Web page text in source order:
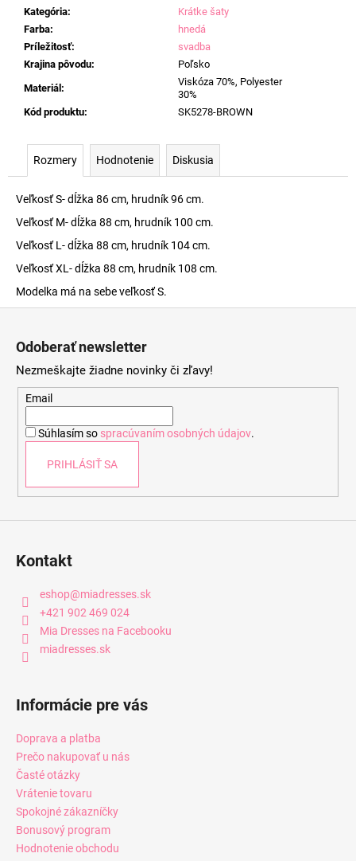
Kategória:
Krátke šaty
Farba:
hnedá
Príležitosť:
svadba
Krajina pôvodu:
Poľsko
Materiál:
Viskóza 70%, Polyester
30%
Kód produktu: SK5278-BROWN
Rozmery Hodnotenie Diskusia
Veľkosť S- dĺžka 86 cm, hrudník 96 cm.
Veľkosť M- dĺžka 88 cm, hrudník 100 cm.
Veľkosť L- dĺžka 88 cm, hrudník 104 cm.
Veľkosť XL- dĺžka 88 cm, hrudník 108 cm.
Modelka má na sebe veľkosť S.
Odoberať newsletter
Nezmeškajte žiadne novinky či zľavy!
Email
Súhlasím so spracúvaním osobných údajov.
PRIHLÁSIŤ SA
Kontakt
eshop@miadresses.sk
+421 902 469 024
Mia Dresses na Facebooku
miadresses.sk
Informácie pre vás
Doprava a platba
Prečo nakupovať u nás
Časté otázky
Vrátenie tovaru
Spokojné zákazníčky
Bonusový program
Hodnotenie obchodu